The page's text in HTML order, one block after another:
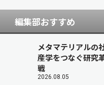
編集部おすすめ
メタマテリアルの
産学をつなぐ研究
戦
2026.08.05